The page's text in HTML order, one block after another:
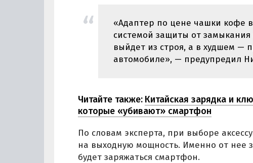
«Адаптер по цене чашки кофе
системой защиты от
выйдет из строя, а в худшем —
автомобиле», — предупредил
Читайте также: Китайская зарядка и
которые «убивают» смартфон
По словам эксперта, при выборе
на выходную мощность. Именно от нее
будет заряжаться смартфон.